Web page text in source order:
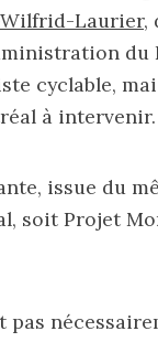
Wilfrid-Laurier,
du
cyclable,
à intervenir.
issue du
soit Projet
pas